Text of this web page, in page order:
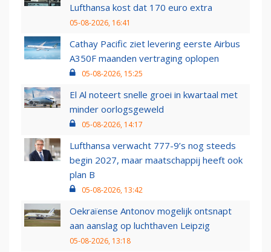
Lufthansa kost dat 170 euro extra
05-08-2026, 16:41
Cathay Pacific ziet levering eerste Airbus
A350F maanden vertraging oplopen
05-08-2026, 15:25
El Al noteert snelle groei in kwartaal met
minder oorlogsgeweld
05-08-2026, 14:17
Lufthansa verwacht 777-9’s nog steeds
begin 2027, maar maatschappij heeft ook
plan B
05-08-2026, 13:42
Oekraïense Antonov mogelijk ontsnapt
aan aanslag op luchthaven Leipzig
05-08-2026, 13:18